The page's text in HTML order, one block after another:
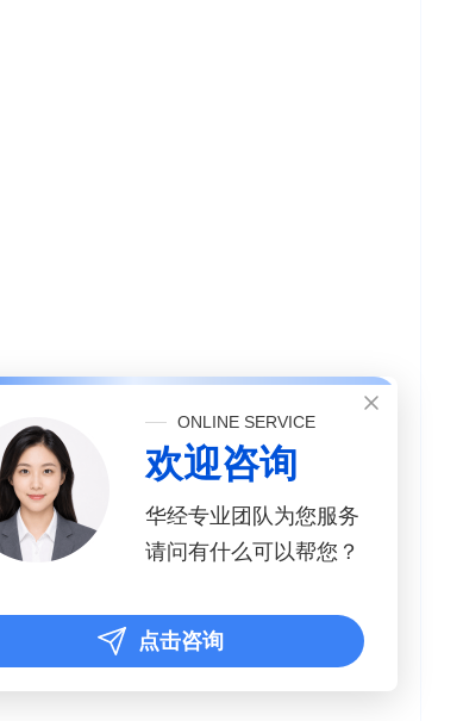
ONLINE SERVICE
欢迎咨询
华经专业团队为您服务
请问有什么可以帮您？
点击咨询